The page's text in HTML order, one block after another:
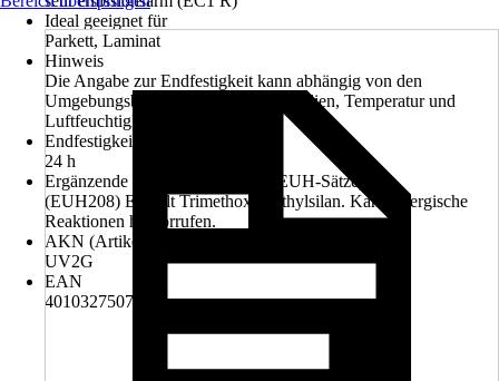
Ideal geeignet für
Parkett, Laminat
Hinweis
Die Angabe zur Endfestigkeit kann abhängig von den
Umgebungsbedingungen wie Materialien, Temperatur und
Luftfeuchtigkeit variieren.
Endfestigkeit nach ca.
24 h
Ergänzende Gefahrenmerkmale (EUH-Sätze)
(EUH208) Enthält Trimethoxymethylsilan. Kann allergische
Reaktionen hervorrufen.
AKN (Artikelkurznummer)
UV2G
EAN
4010327507607